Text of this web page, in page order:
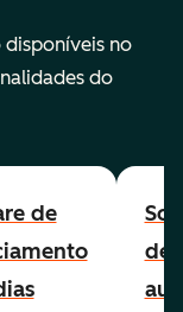
disponíveis no
do
de
de